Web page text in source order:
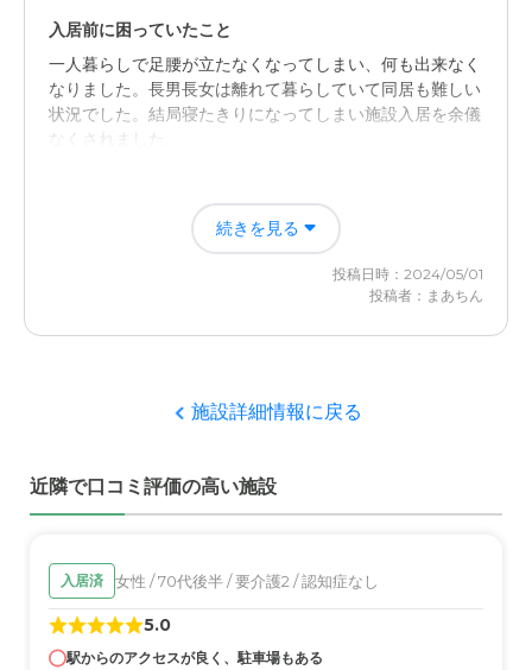
入居前に困っていたこと
一人暮らしで足腰が立たなくなってしまい、何も出来なく
なりました。長男長女は離れて暮らしていて同居も難しい
状況でした。結局寝たきりになってしまい施設入居を余儀
なくされました。
色々言いたい事はありますが、毎日の安否確認と食事や、
排泄等の世話をお願い出来ただけでも少し助かりました。
寝たきりで1人部屋のベッドに食事以外はずっと放ったら
リクレーションが基本的に無く1人部屋なので、寝たきり
の母は食事以外はベッドから動けず寂しい思いをさせてし
いかげんだったり、家族としては心配な部分がたくさんあ
りました。
優しい人はいましたが、物言いが酷い人がいて度々不快な
思いをしました。忙しいから仕方ないかもしれないが、寝
たきりは放ったらかしな感じがします。
続きを見る
投稿日時：2024/05/01
投稿者：まあちん
施設詳細情報に戻る
近隣で口コミ評価の高い施設
入居済 女性 / 70代後半 / 要介護2 / 認知症なし
5.0
駅からのアクセスが良く、駐車場もある